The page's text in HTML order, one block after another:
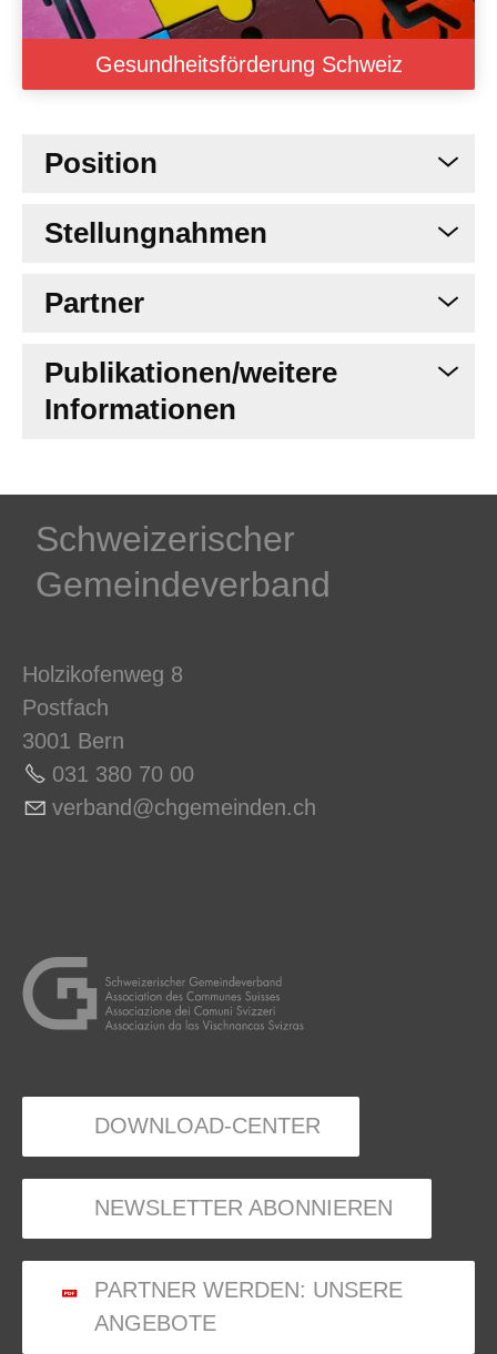
Gesundheitsförderung Schweiz
Position
Stellungnahmen
Partner
Publikationen/weitere
Informationen
Schweizerischer
Gemeindeverband
Holzikofenweg 8
Postfach
3001 Bern
031 380 70 00
v rb nd chg m nd n ch
DOWNLOAD-CENTER
NEWSLETTER ABONNIEREN
PARTNER WERDEN: UNSERE
ANGEBOTE